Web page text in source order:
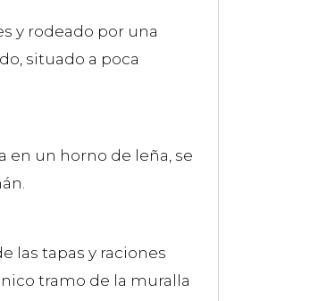
y rodeado por una
situado a poca
en un horno de leña, se
las tapas y raciones
tramo de la muralla